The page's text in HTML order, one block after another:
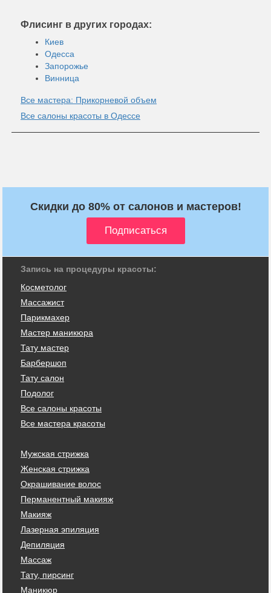
Флисинг в других городах:
Киев
Одесса
Запорожье
Винница
Все мастера: Прикорневой объем
Все салоны красоты в Одессе
Скидки до 80% от салонов и мастеров!
Запись на процедуры красоты:
Косметолог
Массажист
Парикмахер
Мастер маникюра
Тату мастер
Барбершоп
Тату салон
Подолог
Все салоны красоты
Все мастера красоты
Мужская стрижка
Женская стрижка
Окрашивание волос
Перманентный макияж
Макияж
Лазерная эпиляция
Депиляция
Массаж
Тату, пирсинг
Маникюр